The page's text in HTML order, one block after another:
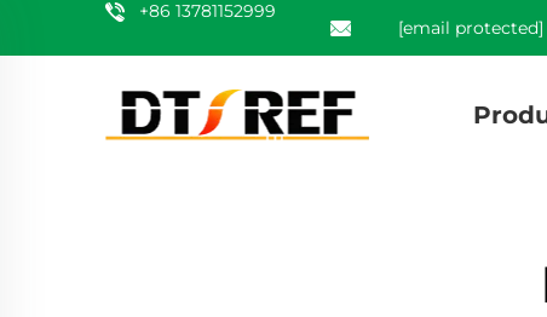
+86 13781152999
[email protected]